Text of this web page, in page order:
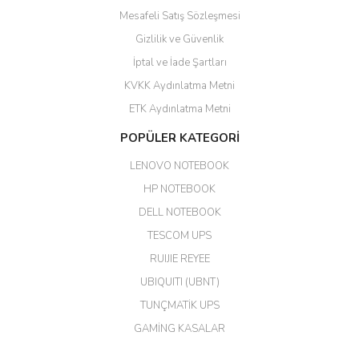
Yalçın Kaya | 20/06/2026
ahmet yiğit | 29/04/2026
Aldığım ürün kapalı kutu teslim
edildi. Teşekkür ederim.
GÜRKAN KETHÜDAOĞLU |
Her şey için teşekkür ederim çok
Mesafeli Satış Sözleşmesi
Gizlilik ve Güvenlik
İptal ve İade Şartları
KVKK Aydınlatma Metni
ETK Aydınlatma Metni
POPÜLER KATEGORİ
LENOVO NOTEBOOK
HP NOTEBOOK
DELL NOTEBOOK
TESCOM UPS
RUIJIE REYEE
UBIQUITI (UBNT)
TUNÇMATİK UPS
GAMİNG KASALAR